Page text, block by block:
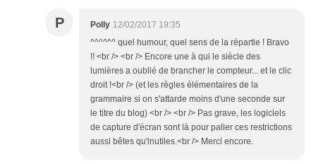
P Polly 12/02/2017 19:35
^^^^^^ quel humour, quel sens de la répartie ! Bravo
!! <br /> <br /> Encore une à qui le siècle des
lumières a oublié de brancher le compteur... et le clic
droit !<br /> (et les règles élémentaires de la
grammaire si on s'attarde moins d'une seconde sur
le titre du blog) <br /> <br /> Pas grave, les logiciels
de capture d'écran sont là pour palier ces restrictions
aussi bêtes qu'inutiles.<br /> Merci encore.